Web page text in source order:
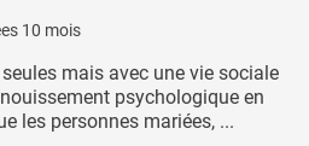
10 mois
mais avec une vie sociale
psychologique en
les personnes mariées, ...